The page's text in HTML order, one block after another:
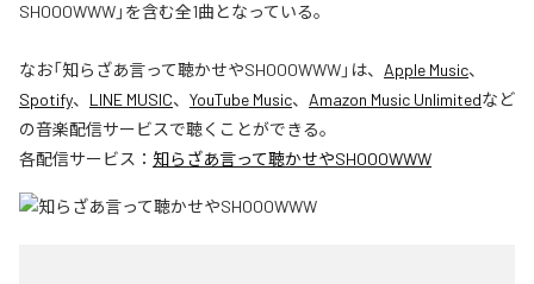
SHOOOWWW」を含む全1曲となっている。
なお「知らざあ言って聴かせやSHOOOWWW」は、 Apple Music、
Spotify、 LINE MUSIC、 YouTube Music、 Amazon Music Unlimitedなど
の音楽配信サービスで聴くことができる。
各配信サービス： 知らざあ言って聴かせやSHOOOWWW